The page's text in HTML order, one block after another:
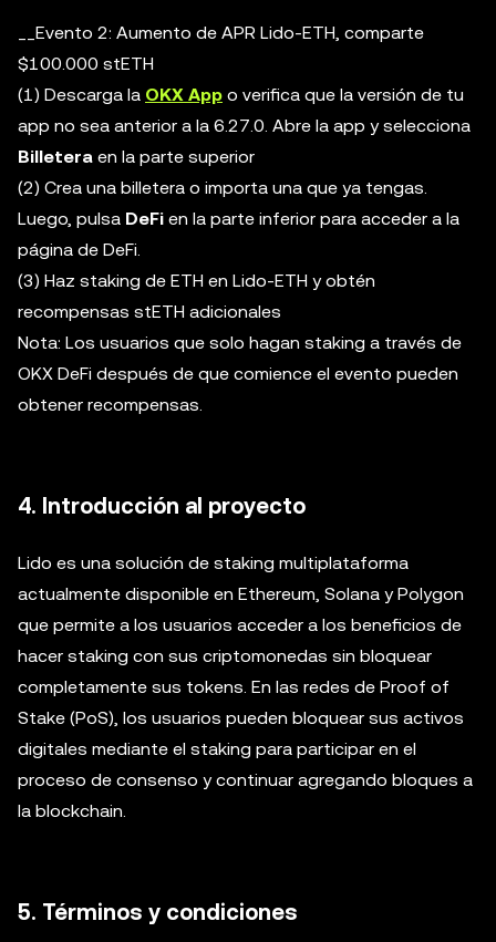
__Evento 2: Aumento de APR Lido-ETH, comparte
$100.000 stETH
(1) Descarga la OKX App o verifica que la versión de tu
app no sea anterior a la 6.27.0. Abre la app y selecciona
Billetera en la parte superior
(2) Crea una billetera o importa una que ya tengas.
Luego, pulsa DeFi en la parte inferior para acceder a la
página de DeFi.
(3) Haz staking de ETH en Lido-ETH y obtén
recompensas stETH adicionales
Nota: Los usuarios que solo hagan staking a través de
OKX DeFi después de que comience el evento pueden
obtener recompensas.
4. Introducción al proyecto
Lido es una solución de staking multiplataforma
actualmente disponible en Ethereum, Solana y Polygon
que permite a los usuarios acceder a los beneficios de
hacer staking con sus criptomonedas sin bloquear
completamente sus tokens. En las redes de Proof of
Stake (PoS), los usuarios pueden bloquear sus activos
digitales mediante el staking para participar en el
proceso de consenso y continuar agregando bloques a
la blockchain.
5. Términos y condiciones